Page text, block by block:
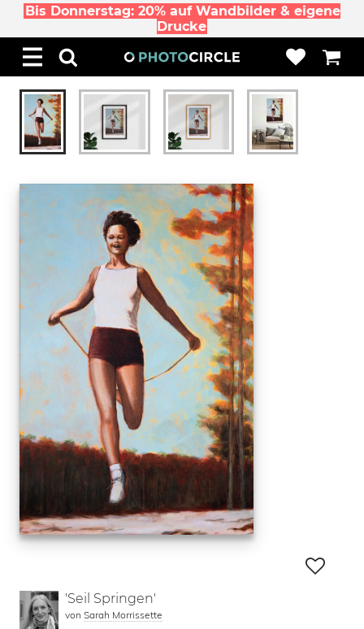
Bis Donnerstag: 20% auf Wandbilder & eigene
Drucke
'Seil Springen'
von Sarah Morrissette